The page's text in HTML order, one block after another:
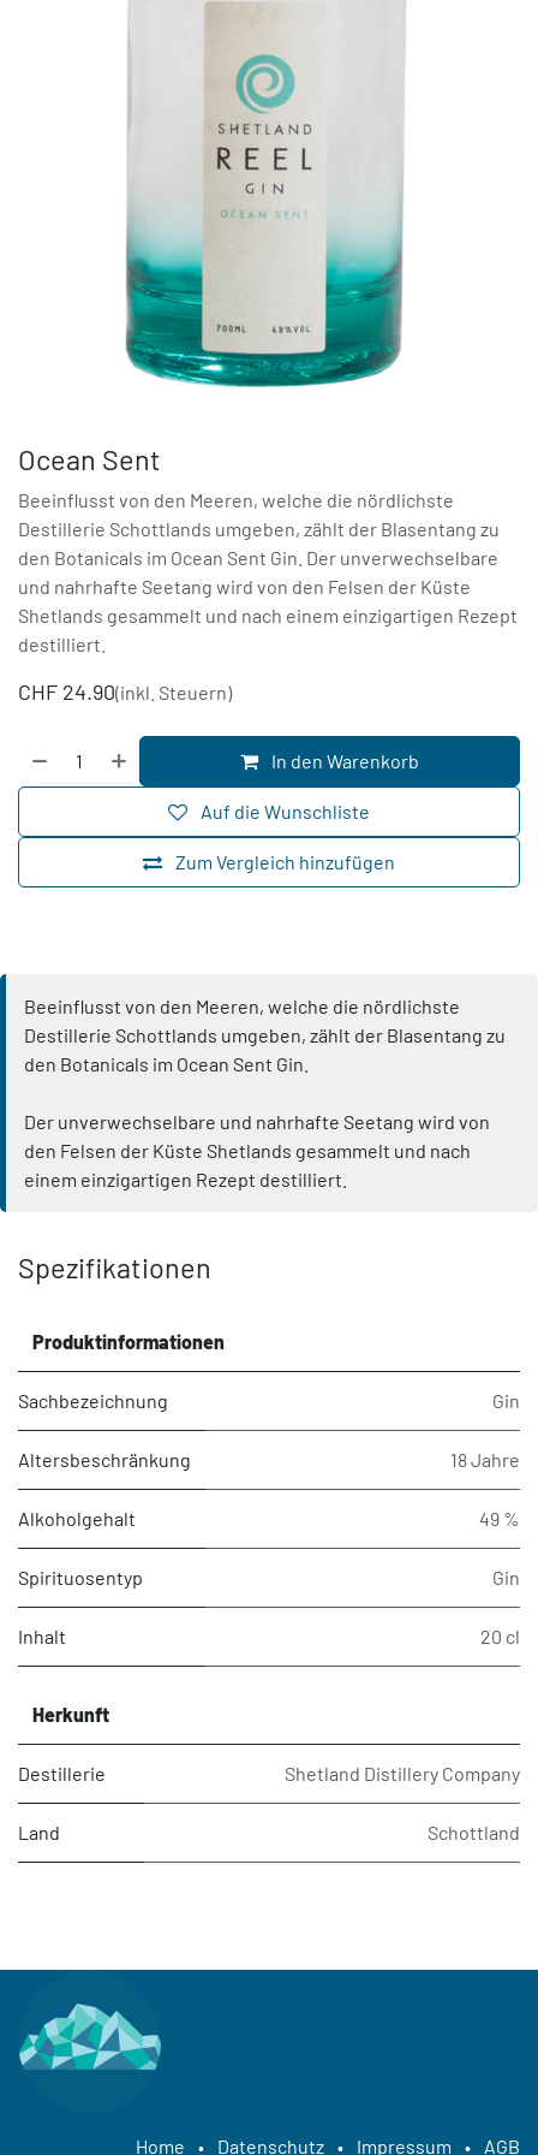
Ocean Sent
Beeinflusst von den Meeren, welche die nördlichste
Destillerie Schottlands umgeben, zählt der Blasentang zu
den Botanicals im Ocean Sent Gin. Der unverwechselbare
und nahrhafte Seetang wird von den Felsen der Küste
Shetlands gesammelt und nach einem einzigartigen Rezept
destilliert.
CHF 24.90(inkl. Steuern)
In den Warenkorb
Zum Vergleich hinzufügen
Auf die Wunschliste
Beeinflusst von den Meeren, welche die nördlichste
Destillerie Schottlands umgeben, zählt der Blasentang zu
den Botanicals im Ocean Sent Gin.
Der unverwechselbare und nahrhafte Seetang wird von
den Felsen der Küste Shetlands gesammelt und nach
einem einzigartigen Rezept destilliert.
Spezifikationen
Produktinformationen
Sachbezeichnung Gin
Altersbeschränkung 18 Jahre
Alkoholgehalt 49 %
Spirituosentyp Gin
Inhalt 20 cl
Herkunft
Destillerie Shetland Distillery Company
Land Schottland
Home • Datenschutz • Impressum • AGB